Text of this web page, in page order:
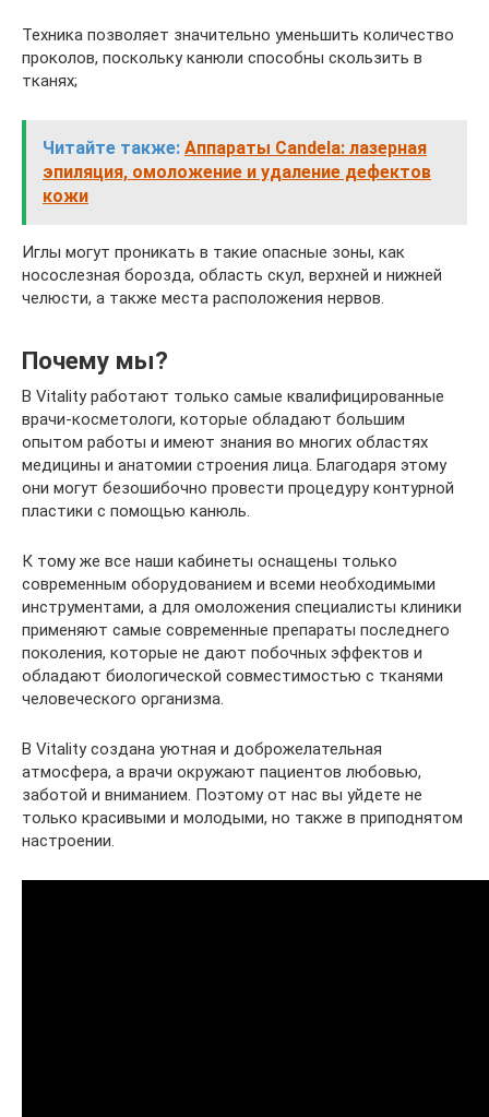
Техника позволяет значительно уменьшить количество
проколов, поскольку канюли способны скользить в
тканях;
Читайте также: Аппараты Сandela: лазерная
эпиляция, омоложение и удаление дефектов
кожи
Иглы могут проникать в такие опасные зоны, как
носослезная борозда, область скул, верхней и нижней
челюсти, а также места расположения нервов.
Почему мы?
В Vitality работают только самые квалифицированные
врачи-косметологи, которые обладают большим
опытом работы и имеют знания во многих областях
медицины и анатомии строения лица. Благодаря этому
они могут безошибочно провести процедуру контурной
пластики с помощью канюль.
К тому же все наши кабинеты оснащены только
современным оборудованием и всеми необходимыми
инструментами, а для омоложения специалисты клиники
применяют самые современные препараты последнего
поколения, которые не дают побочных эффектов и
обладают биологической совместимостью с тканями
человеческого организма.
В Vitality создана уютная и доброжелательная
атмосфера, а врачи окружают пациентов любовью,
заботой и вниманием. Поэтому от нас вы уйдете не
только красивыми и молодыми, но также в приподнятом
настроении.